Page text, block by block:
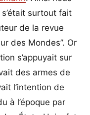
surtout fait
de la revue
des Mondes”. Or
s’appuyait sur
des armes de
l’intention de
à l’époque par